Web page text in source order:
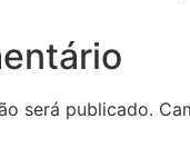
será publicado.